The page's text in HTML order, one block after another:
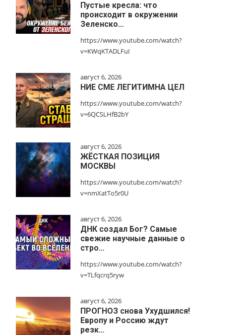
Пустые кресла: что
происходит в окружении
Зеленско…
https://www.youtube.com/watch?
v=KWqKTADLFuI
август 6, 2026
НИЕ СМЕ ЛЕГИТИМНА ЦЕЛ
https://www.youtube.com/watch?
v=6QCSLHfB2bY
август 6, 2026
ЖЁСТКАЯ ПОЗИЦИЯ
МОСКВЫ
https://www.youtube.com/watch?
v=nmXatTo5r0U
август 6, 2026
ДНК создал Бог? Самые
свежие научные данные о
стро…
https://www.youtube.com/watch?
v=TLfqcrq5ryw
август 6, 2026
ПРОГНОЗ снова Ухудшился!
Европу и Россию ждут
резк…